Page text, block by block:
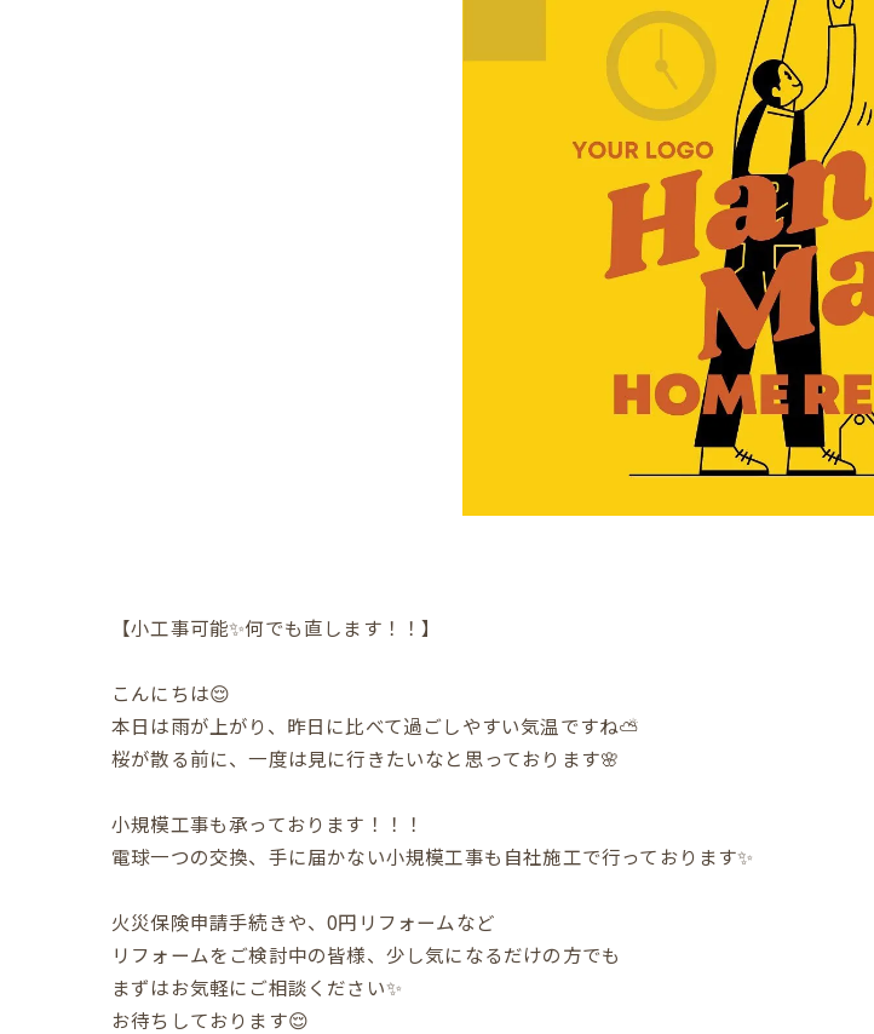
【小工事可能✨何でも直します！！】
こんにちは😌
本日は雨が上がり、昨日に比べて過ごしやすい気温ですね⛅️
桜が散る前に、一度は見に行きたいなと思っております🌸
小規模工事も承っております！！！
電球一つの交換、手に届かない小規模工事も自社施工で行っております✨
火災保険申請手続きや、0円リフォームなど
リフォームをご検討中の皆様、少し気になるだけの方でも
まずはお気軽にご相談ください✨
お待ちしております😌